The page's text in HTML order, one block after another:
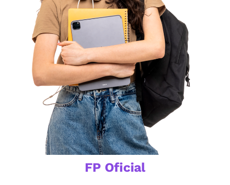
FP Oficial